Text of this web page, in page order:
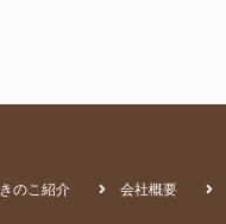
きのこ紹介
会社概要